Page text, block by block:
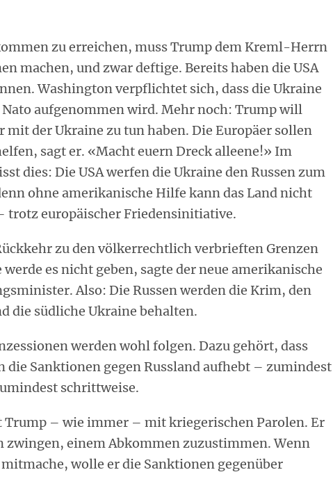
zu erreichen, muss Trump dem Kreml-Herrn
machen, und zwar deftige. Bereits haben die USA
Washington verpflichtet sich, dass die Ukraine
aufgenommen wird. Mehr noch: Trump will
mit der Ukraine zu tun haben. Die Europäer sollen
sagt er. «Macht euern Dreck alleene!» Im
dies: Die USA werfen die Ukraine den Russen zum
ohne amerikanische Hilfe kann das Land nicht
trotz europäischer Friedensinitiative.
zu den völkerrechtlich verbrieften Grenzen
es nicht geben, sagte der neue amerikanische
Also: Die Russen werden die Krim, den
die südliche Ukraine behalten.
werden wohl folgen. Dazu gehört, dass
die Sanktionen gegen Russland aufhebt – zumindest
schrittweise.
Trump – wie immer – mit kriegerischen Parolen. Er
zwingen, einem Abkommen zuzustimmen. Wenn
wolle er die Sanktionen gegenüber